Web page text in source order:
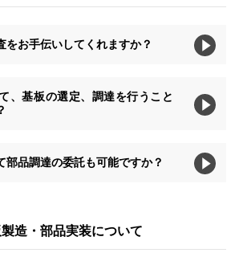
をお手伝いしてくれますか？
、基板の選定、調達を行うこと
部品調達の委託も可能ですか？
造・部品実装について